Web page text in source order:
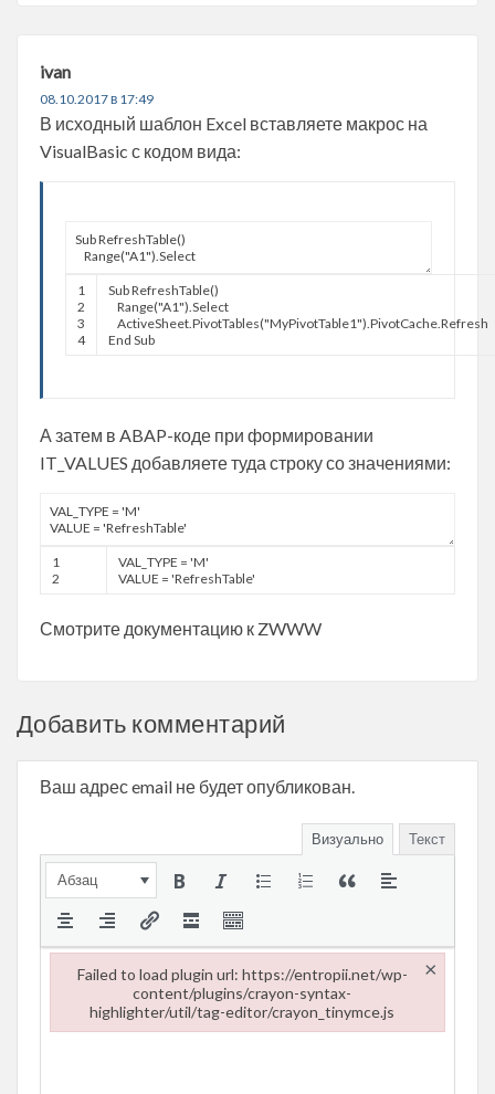
ivan
08.10.2017 в 17:49
В исходный шаблон Excel вставляете макрос на
VisualBasic с кодом вида:
1
2
3
4
SubRefreshTable()
Range("A1").Select
ActiveSheet PivotTables("MyPivotTable1").PivotCache.Refresh
End Sub
А затем в ABAP-коде при формировании
IT_VALUES добавляете туда строку со значениями:
1
2
VAL TYPE = 'M'
VALUE = 'RefreshTable'
Смотрите документацию к ZWWW
Добавить комментарий
Ваш адрес email не будет опубликован.
Визуально Текст
Абзац
Failed to load plugin url: https://entropii.net/wp-
content/plugins/crayon-syntax-
highlighter/util/tag-editor/crayon_tinymce.js
×
Failed to load plugin url: https://entropii.net/wp-content/